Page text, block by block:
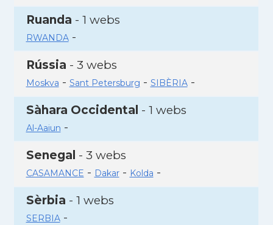
Ruanda - 1 webs
RWANDA-
Rússia - 3 webs
Moskva - Sant Petersburg - SIBÈRIA-
Sàhara Occidental - 1 webs
Al-Aaiun -
Senegal - 3 webs
CASAMANCE - Dakar- Kolda -
Sèrbia - 1 webs
SERBIA-